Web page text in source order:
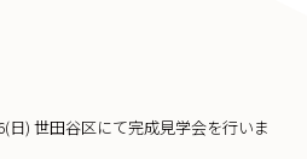
日) 世田谷区にて完成見学会を行いま